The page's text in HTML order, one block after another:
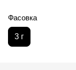
Фасовка
3 г